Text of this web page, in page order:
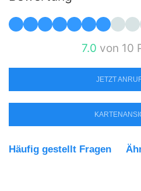
7.0 von 10
JETZT
Häufig gestellt Fragen